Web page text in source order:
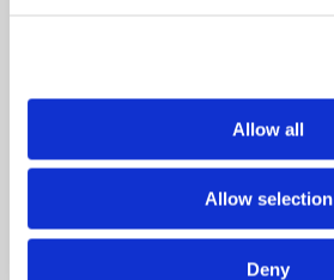
Allow all
Allow selection
Deny
ZOBACZ FRAGMENTY